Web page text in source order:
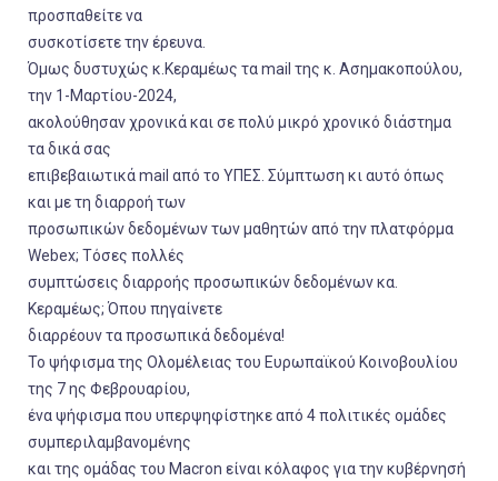
προσπαθείτε να
συσκοτίσετε την έρευνα.
Όμως δυστυχώς κ.Κεραμέως τα mail της κ. Ασημακοπούλου,
την 1-Μαρτίου-2024,
ακολούθησαν χρονικά και σε πολύ μικρό χρονικό διάστημα
τα δικά σας
επιβεβαιωτικά mail από το ΥΠΕΣ. Σύμπτωση κι αυτό όπως
και με τη διαρροή των
προσωπικών δεδομένων των μαθητών από την πλατφόρμα
Webex; Τόσες πολλές
συμπτώσεις διαρροής προσωπικών δεδομένων κα.
Κεραμέως; Όπου πηγαίνετε
διαρρέουν τα προσωπικά δεδομένα!
Το ψήφισμα της Ολομέλειας του Ευρωπαϊκού Κοινοβουλίου
της 7 ης Φεβρουαρίου,
ένα ψήφισμα που υπερψηφίστηκε από 4 πολιτικές ομάδες
συμπεριλαμβανομένης
και της ομάδας του Macron είναι κόλαφος για την κυβέρνησή